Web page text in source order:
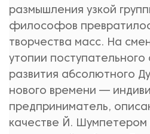
размышления узкой
философов
творчества масс. На
утопии поступательного
развития абсолютного
нового времени —
предприниматель,
качестве Й. Шумпетером